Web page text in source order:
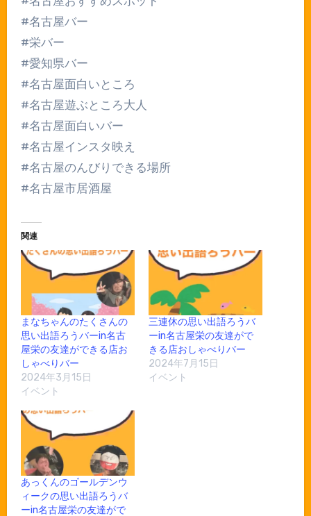
#名古屋バー
#栄バー
#愛知県バー
#名古屋面白いところ
#名古屋遊ぶところ大人
#名古屋面白いバー
#名古屋インスタ映え
#名古屋のんびりできる場所
#名古屋市居酒屋
関連
まなちゃんのたくさんの
思い出語ろうバーin名古
屋栄の友達ができる店お
しゃべりバー
2024年3月15日
イベント
三連休の思い出語ろうバ
ーin名古屋栄の友達がで
きる店おしゃべりバー
2024年7月15日
イベント
あっくんのゴールデンウ
ィークの思い出語ろうバ
ーin名古屋栄の友達がで